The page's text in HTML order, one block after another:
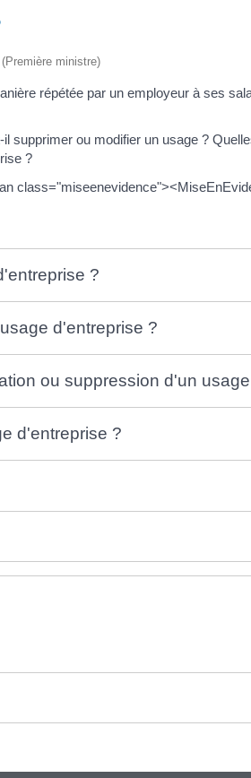
ministre)
répétée par un employeur à ses
supprimer ou modifier un usage ?
?
?
d'entreprise ?
ou suppression d'un
d'entreprise ?